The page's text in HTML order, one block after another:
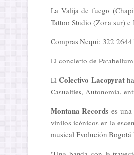
La Valija de fuego
Tattoo Studio (Zona sur) e
Compras Nequi: 322
El concierto de
ElColectivo Lacopyrat
Casualties, Autonomía,
Montana Records es
vinilos icónicos en la
musical Evolución Bogotá